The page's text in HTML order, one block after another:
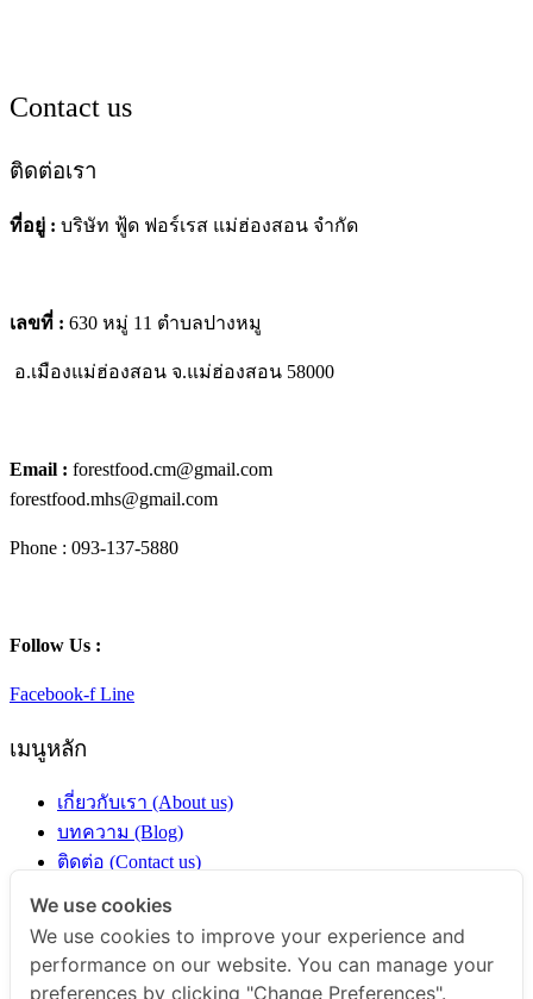
Contact us
ติดต่อเรา
ที่อยู่ : บริษัท ฟู้ด ฟอร์เรส แม่ฮ่องสอน จำกัด
เลขที่ : 630 หมู่ 11 ตำบลปางหมู
อ.เมืองแม่ฮ่องสอน จ.แม่ฮ่องสอน 58000
Email : forestfood.cm@gmail.com
forestfood.mhs@gmail.com
Phone : 093-137-5880
Follow Us :
Facebook-f Line
เมนูหลัก
เกี่ยวกับเรา (About us)
บทความ (Blog)
ติดต่อ (Contact us)
หมวดหมู่สินค้า
We use cookies
We use cookies to improve your experience and
performance on our website. You can manage your
preferences by clicking "Change Preferences".